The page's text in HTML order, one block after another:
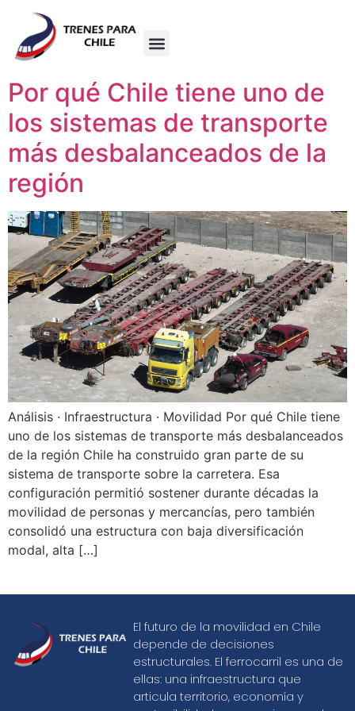
Por qué Chile tiene uno de
los sistemas de transporte
más desbalanceados de la
región
Análisis · Infraestructura · Movilidad Por qué Chile tiene
uno de los sistemas de transporte más desbalanceados
de la región Chile ha construido gran parte de su
sistema de transporte sobre la carretera. Esa
configuración permitió sostener durante décadas la
movilidad de personas y mercancías, pero también
consolidó una estructura con baja diversificación
modal, alta […]
El futuro de la movilidad en Chile
depende de decisiones
estructurales. El ferrocarril es una de
ellas: una infraestructura que
articula territorio, economía y